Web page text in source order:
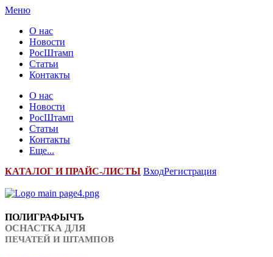
Меню
О нас
Новости
РосШтамп
Статьи
Контакты
О нас
Новости
РосШтамп
Статьи
Контакты
Еще...
КАТАЛОГ И ПРАЙС-ЛИСТЫ ВходРегистрация
ПОЛИГРАФЫЧЪ
ОСНАСТКА ДЛЯ
ПЕЧАТЕЙ И ШТАМПОВ